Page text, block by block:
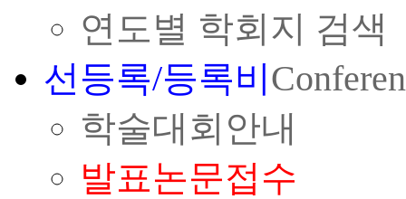
연도별 학회지 검색
선등록/등록비
학술대회안내
발표논문접수